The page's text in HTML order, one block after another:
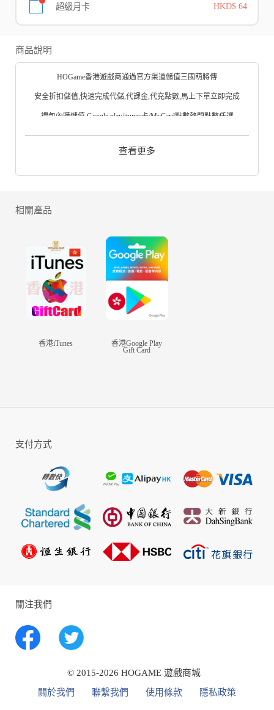
超級月卡 HKD$ 64
商品說明
HOGame香港遊戲商通過官方渠道儲值三國萌將傳
安全折扣儲值,快速完成代儲,代課金,代充點數,馬上下單立即完成
禮包內購儲值,Google play/itunes卡/MyCard點數熱門點數任選
三國萌將傳iOS -App Store下載
閣下需提供遊戲登入的ac和pw進行代儲值；
登錄方式有賬號登入/GOOGLE/Facebook/Game Center；
購買前請先聯絡在線客服人員；
購買後請提供GAME的"登錄方式\遊戲賬號\登入密碼\伺服器\角色名"
1、首儲贈送，請買家自行在遊戲內儲值界面查看是否有贈送；
2、官方贈送數量，按官方遊戲內購為準，請買家留意官方公告信息
與內購信息；
3、如買家提供了錯誤遊戲資料信息，導致充值錯，由買家自行承擔
查看更多
相關產品
香港iTunes 香港Google Play
Gift Card
支付方式
關注我們
© 2015-2026 HOGAME 遊戲商城
關於我們
聯繫我們 使用條款 隱私政策